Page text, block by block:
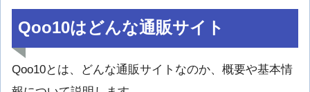
Qoo10はどんな通販サイト
Qoo10とは、どんな通販サイトなのか、概要や基本情